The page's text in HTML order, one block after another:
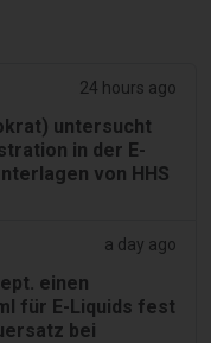
24 hours ago
untersucht
in der E-
von HHS
a day ago
einen
für E-Liquids fest
bei